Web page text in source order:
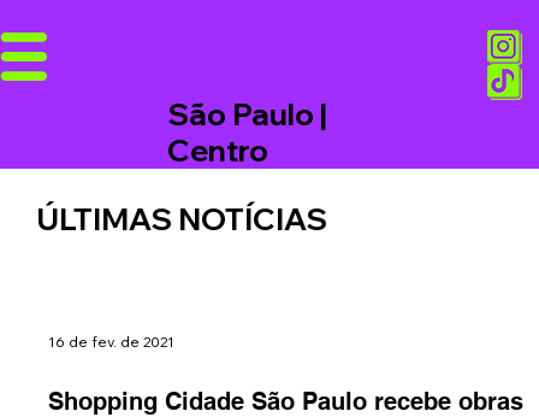
São Paulo |
Centro
ÚLTIMAS NOTÍCIAS
16 de fev. de 2021
Shopping Cidade São Paulo recebe obras